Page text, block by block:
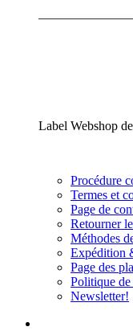
Label Webshop
Procédure
Termes et
Page de
Retourner
Méthodes
Expédition
Page des
Politique
Newsletter!